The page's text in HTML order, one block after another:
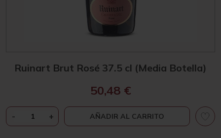
Ruinart Brut Rosé 37.5 cl (Media Botella)
50,48 €
-RUINART
BRUT
+ AÑADIR AL CARRITO